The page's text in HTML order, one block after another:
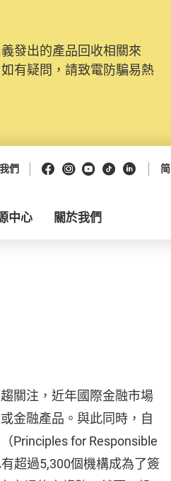
發出的產品回收相關來
有疑問，請致電防騙易熱
們 Facebook
Instagram
Youtube
抖音領英 简
中心 關於我們
關注，近年國際金融市場
金融產品。與此同時，自
Principles for Responsible
超過5,300個機構成為了簽